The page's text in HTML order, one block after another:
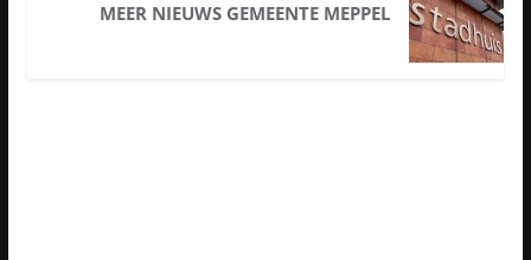
MEER NIEUWS GEMEENTE MEPPEL